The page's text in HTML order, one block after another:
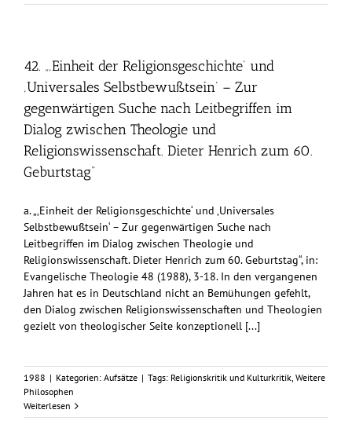
42. „‚Einheit der Religionsgeschichte‘ und
‚Universales Selbstbewußtsein‘ – Zur
gegenwärtigen Suche nach Leitbegriffen im
Dialog zwischen Theologie und
Religionswissenschaft. Dieter Henrich zum 60.
Geburtstag“
a. „‚Einheit der Religionsgeschichte‘ und ‚Universales
Selbstbewußtsein‘ – Zur gegenwärtigen Suche nach
Leitbegriffen im Dialog zwischen Theologie und
Religionswissenschaft. Dieter Henrich zum 60. Geburtstag“, in:
Evangelische Theologie 48 (1988), 3-18. In den vergangenen
Jahren hat es in Deutschland nicht an Bemühungen gefehlt,
den Dialog zwischen Religionswissenschaften und Theologien
gezielt von theologischer Seite konzeptionell [...]
1988 | Kategorien: Aufsätze | Tags: Religionskritik und Kulturkritik, Weitere
Philosophen
Weiterlesen